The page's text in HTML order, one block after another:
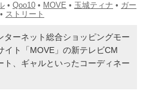
• Qoo10 • MOVE • 玉城ティナ • ガー
• ストリート
ターネット総合ショッピングモー
イト「MOVE」の新テレビCM
、ギャルといったコーディネー